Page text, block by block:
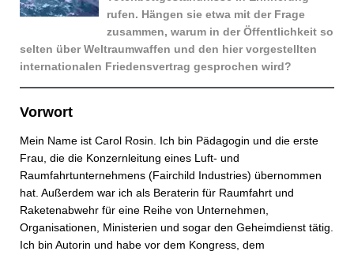
rufen. Hängen sie etwa mit der Frage
zusammen, warum in der Öffentlichkeit so
selten über Weltraumwaffen und den hier vorgestellten
internationalen Friedensvertrag gesprochen wird?
Vorwort
Mein Name ist Carol Rosin. Ich bin Pädagogin und die erste
Frau, die die Konzernleitung eines Luft- und
Raumfahrtunternehmens (Fairchild Industries) übernommen
hat. Außerdem war ich als Beraterin für Raumfahrt und
Raketenabwehr für eine Reihe von Unternehmen,
Organisationen, Ministerien und sogar den Geheimdienst tätig.
Ich bin Autorin und habe vor dem Kongress, dem